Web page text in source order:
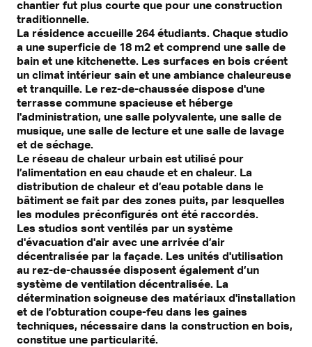
chantier fut plus courte que pour une construction
traditionnelle.
La résidence accueille 264 étudiants. Chaque studio
a une superficie de 18 m2 et comprend une salle de
bain et une kitchenette. Les surfaces en bois créent
un climat intérieur sain et une ambiance chaleureuse
et tranquille. Le rez-de-chaussée dispose d'une
terrasse commune spacieuse et héberge
l'administration, une salle polyvalente, une salle de
musique, une salle de lecture et une salle de lavage
et de séchage.
Le réseau de chaleur urbain est utilisé pour
l’alimentation en eau chaude et en chaleur. La
distribution de chaleur et d’eau potable dans le
bâtiment se fait par des zones puits, par lesquelles
les modules préconfigurés ont été raccordés.
Les studios sont ventilés par un système
d'évacuation d'air avec une arrivée d’air
décentralisée par la façade. Les unités d'utilisation
au rez-de-chaussée disposent également d’un
système de ventilation décentralisée. La
détermination soigneuse des matériaux d'installation
et de l’obturation coupe-feu dans les gaines
techniques, nécessaire dans la construction en bois,
constitue une particularité.